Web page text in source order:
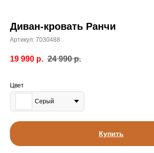
Диван-кровать Ранчи
Артикул: 7030488
19 990 р. 24 990 р.
Цвет
Серый
Купить